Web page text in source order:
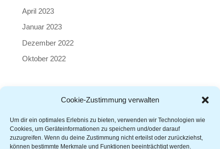
Cookie-Zustimmung verwalten
Um dir ein optimales Erlebnis zu bieten, verwenden wir Technologien wie
Cookies, um Geräteinformationen zu speichern und/oder darauf
zuzugreifen. Wenn du deine Zustimmung nicht erteilst oder zurückziehst,
können bestimmte Merkmale und Funktionen beeinträchtigt werden.
April 2023
Januar 2023
Dezember 2022
Oktober 2022
AGB|Impressum|Datenschutz
Richtlinie